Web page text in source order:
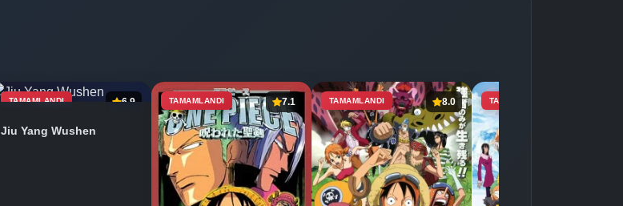
Detaylar İzle
Detaylar İzle
Detaylar İzle
TAMAMLANDI 6.9
Jiu Yang Wushen
TAMAMLANDI 7.1 TAMAMLANDI 8.0 TAMAMLANDI